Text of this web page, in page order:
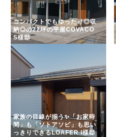
コンパクトでもゆったり◎収
納◎の22坪の平屋COVACO
S様邸
家族の目線が揃う✨「お家時
間」も「ソトアソビ」も思い
っきりできるLOAFER I様邸